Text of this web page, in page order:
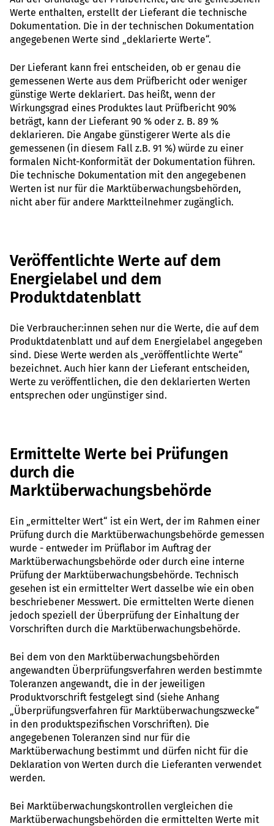
Werte enthalten, erstellt der Lieferant die technische
Dokumentation. Die in der technischen Dokumentation
angegebenen Werte sind „deklarierte Werte“.
Der Lieferant kann frei entscheiden, ob er genau die
gemessenen Werte aus dem Prüfbericht oder weniger
günstige Werte deklariert. Das heißt, wenn der
Wirkungsgrad eines Produktes laut Prüfbericht 90%
beträgt, kann der Lieferant 90 % oder z. B. 89 %
deklarieren. Die Angabe günstigerer Werte als die
gemessenen (in diesem Fall z.B. 91 %) würde zu einer
formalen Nicht-Konformität der Dokumentation führen.
Die technische Dokumentation mit den angegebenen
Werten ist nur für die Marktüberwachungsbehörden,
nicht aber für andere Marktteilnehmer zugänglich.
Veröffentlichte Werte auf dem
Energielabel und dem
Produktdatenblatt
Die Verbraucher:innen sehen nur die Werte, die auf dem
Produktdatenblatt und auf dem Energielabel angegeben
sind. Diese Werte werden als „veröffentlichte Werte“
bezeichnet. Auch hier kann der Lieferant entscheiden,
Werte zu veröffentlichen, die den deklarierten Werten
entsprechen oder ungünstiger sind.
Ermittelte Werte bei Prüfungen
durch die
Marktüberwachungsbehörde
Ein „ermittelter Wert“ ist ein Wert, der im Rahmen einer
Prüfung durch die Marktüberwachungsbehörde gemessen
wurde - entweder im Prüflabor im Auftrag der
Marktüberwachungsbehörde oder durch eine interne
Prüfung der Marktüberwachungsbehörde. Technisch
gesehen ist ein ermittelter Wert dasselbe wie ein oben
beschriebener Messwert. Die ermittelten Werte dienen
jedoch speziell der Überprüfung der Einhaltung der
Vorschriften durch die Marktüberwachungsbehörde.
Bei dem von den Marktüberwachungsbehörden
angewandten Überprüfungsverfahren werden bestimmte
Toleranzen angewandt, die in der jeweiligen
Produktvorschrift festgelegt sind (siehe Anhang
„Überprüfungsverfahren für Marktüberwachungszwecke“
in den produktspezifischen Vorschriften). Die
angegebenen Toleranzen sind nur für die
Marktüberwachung bestimmt und dürfen nicht für die
Deklaration von Werten durch die Lieferanten verwendet
werden.
Bei Marktüberwachungskontrollen vergleichen die
Marktüberwachungsbehörden die ermittelten Werte mit